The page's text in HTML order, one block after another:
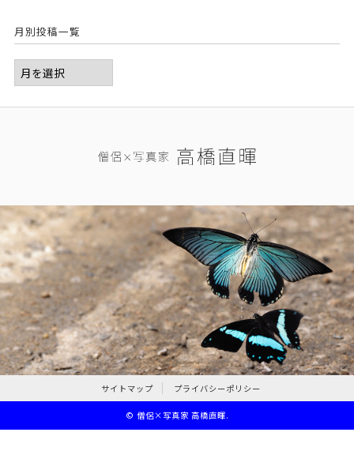
月別投稿一覧
サイトマップ プライバシーポリシー
© 僧侶×写真家 高橋直暉.